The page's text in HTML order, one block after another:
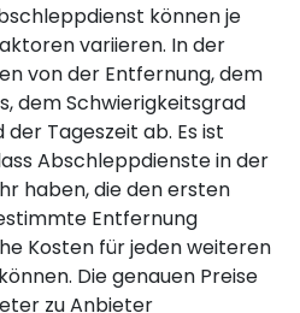
können je
variieren. In der
von der Entfernung, dem
dem Schwierigkeitsgrad
Tageszeit ab. Es ist
Abschleppdienste in der
haben, die den ersten
Entfernung
Kosten für jeden weiteren
Die genauen Preise
zu Anbieter